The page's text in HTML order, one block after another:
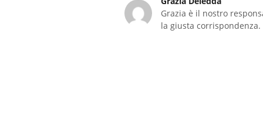
Grazia è il nostro
la giusta